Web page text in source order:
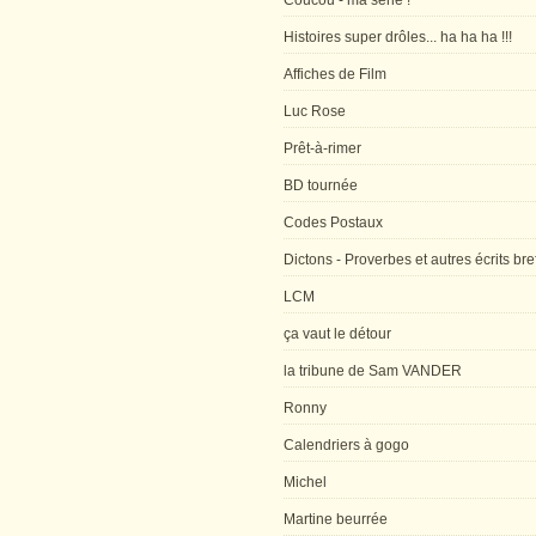
Histoires super drôles... ha ha ha !!!
Affiches de Film
Luc Rose
Prêt-à-rimer
BD tournée
Codes Postaux
Dictons - Proverbes et autres écrits
LCM
ça vaut le détour
la tribune de Sam VANDER
Ronny
Calendriers à gogo
Michel
Martine beurrée